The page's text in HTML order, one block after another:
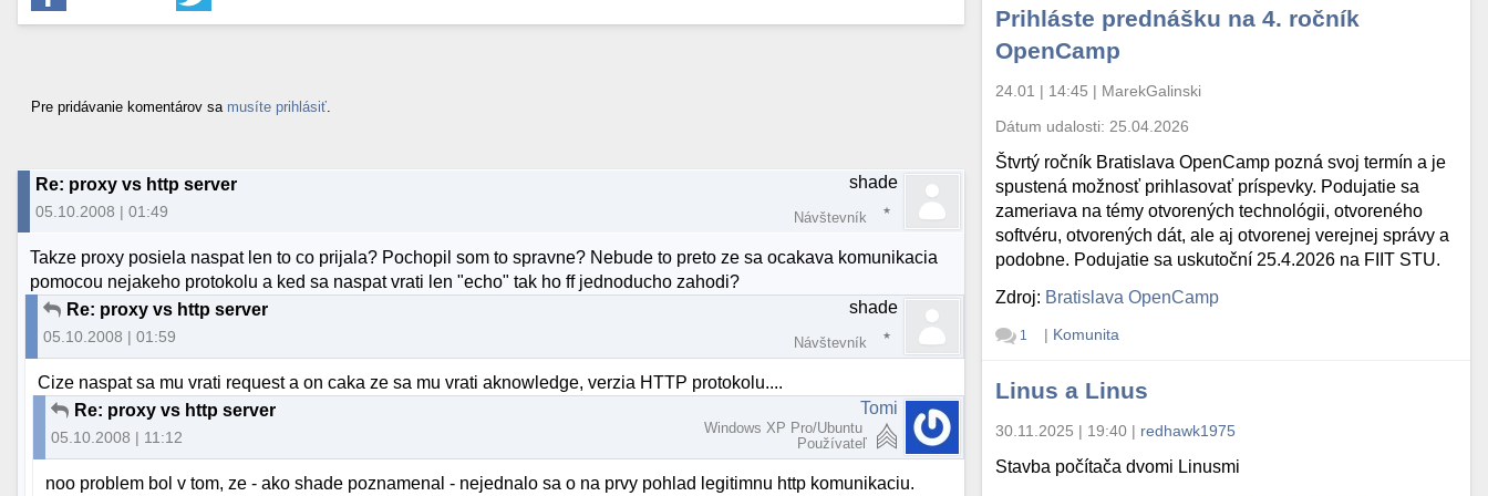
Pre pridávanie komentárov sa musíte prihlásiť
Re: proxy vs http server
05.10.2008 | 01:49
shade
Návštevník
Takze proxy posiela naspat len to co prijala? Pochopil som to spravne? Nebude to preto ze sa ocakava komunikacia
pomocou nejakeho protokolu a ked sa naspat vrati len "echo" tak ho ff jednoducho zahodi?
Re: proxy vs http server
05.10.2008 | 01:59
shade
Návštevník
Cize naspat sa mu vrati request a on caka ze sa mu vrati aknowledge, verzia HTTP protokolu....
Re: proxy vs http server
05.10.2008 | 11:12
Tomi
Windows XP Pro/Ubuntu
Používateľ
noo problem bol v tom, ze - ako shade poznamenal - nejednalo sa o na prvy pohlad legitimnu http komunikaciu.
Prihláste prednášku na 4. ročník
OpenCamp
24.01 | 14:45 | MarekGalinski
Dátum udalosti: 25.04.2026
Štvrtý ročník Bratislava OpenCamp pozná svoj termín a je
spustená možnosť prihlasovať príspevky. Podujatie sa
zameriava na témy otvorených technológii, otvoreného
softvéru, otvorených dát, ale aj otvorenej verejnej správy a
podobne. Podujatie sa uskutoční 25.4.2026 na FIIT STU.
Zdroj: Bratislava OpenCamp
1 | Komunita
Linus a Linus
30.11.2025 | 19:40 | redhawk1975
Stavba počítača dvomi Linusmi